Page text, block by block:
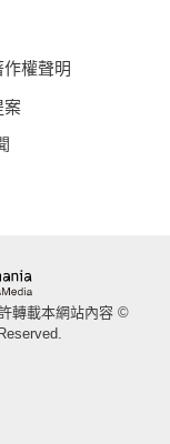
作權聲明
案
轉載本網站內容 ©